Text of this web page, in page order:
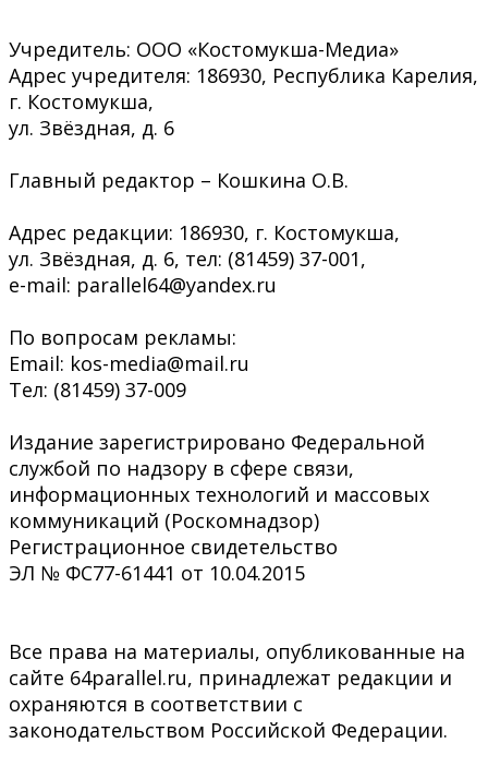
Учредитель: ООО «Костомукша-Медиа»
Адрес учредителя: 186930, Республика Карелия,
г. Костомукша,
ул. Звёздная, д. 6
Главный редактор – Кошкина О.В.
Адрес редакции: 186930, г. Костомукша,
ул. Звёздная, д. 6, тел: (81459) 37-001,
e-mail: parallel64@yandex.ru
По вопросам рекламы:
Email: kos-media@mail.ru
Тел: (81459) 37-009
Издание зарегистрировано Федеральной
службой по надзору в сфере связи,
информационных технологий и массовых
коммуникаций (Роскомнадзор)
Регистрационное свидетельство
ЭЛ № ФС77-61441 от 10.04.2015
Все права на материалы, опубликованные на
сайте 64parallel.ru, принадлежат редакции и
охраняются в соответствии с
законодательством Российской Федерации.